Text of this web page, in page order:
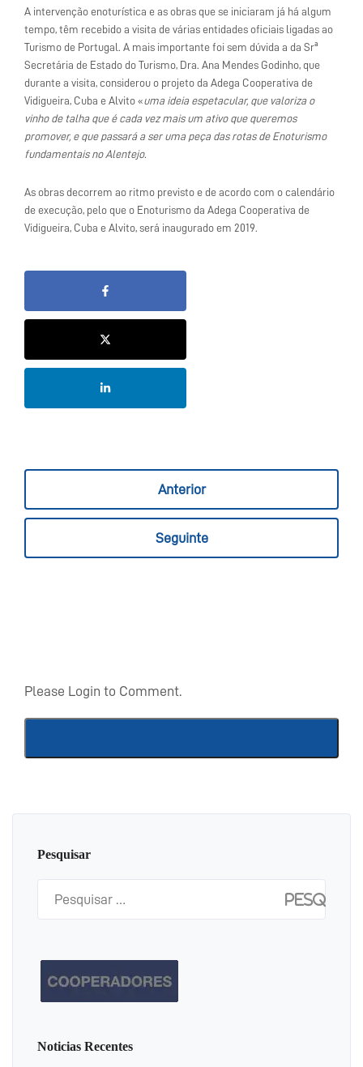
A intervenção enoturística e as obras que se iniciaram já há algum
tempo, têm recebido a visita de várias entidades oficiais ligadas ao
Turismo de Portugal. A mais importante foi sem dúvida a da Srª
Secretária de Estado do Turismo, Dra. Ana Mendes Godinho, que
durante a visita, considerou o projeto da Adega Cooperativa de
Vidigueira, Cuba e Alvito «uma ideia espetacular, que valoriza o
vinho de talha que é cada vez mais um ativo que queremos
promover, e que passará a ser uma peça das rotas de Enoturismo
fundamentais no Alentejo.
As obras decorrem ao ritmo previsto e de acordo com o calendário
de execução, pelo que o Enoturismo da Adega Cooperativa de
Vidigueira, Cuba e Alvito, será inaugurado em 2019.
Anterior
Seguinte
Please Login to Comment.
Pesquisar
Noticias Recentes